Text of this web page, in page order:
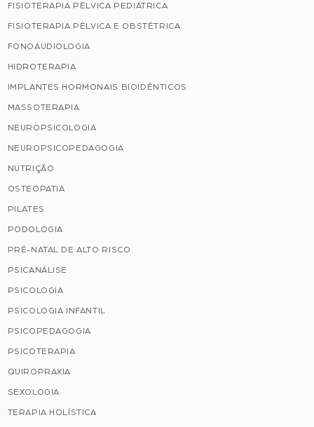
FISIOTERAPIA PÉLVICA PEDIÁTRICA
FISIOTERAPIA PÉLVICA E OBSTÉTRICA
FONOAUDIOLOGIA
HIDROTERAPIA
IMPLANTES HORMONAIS BIOIDÊNTICOS
MASSOTERAPIA
NEUROPSICOLOGIA
NEUROPSICOPEDAGOGIA
NUTRIÇÃO
OSTEOPATIA
PILATES
PODOLOGIA
PRÉ-NATAL DE ALTO RISCO
PSICANÁLISE
PSICOLOGIA
PSICOLOGIA INFANTIL
PSICOPEDAGOGIA
PSICOTERAPIA
QUIROPRAXIA
SEXOLOGIA
TERAPIA HOLÍSTICA